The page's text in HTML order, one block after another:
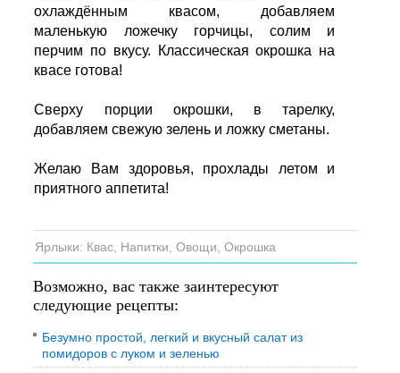
охлаждённым квасом, добавляем
маленькую ложечку горчицы, солим и
перчим по вкусу. Классическая окрошка на
квасе готова!
Сверху порции окрошки, в тарелку,
добавляем свежую зелень и ложку сметаны.
Желаю Вам здоровья, прохлады летом и
приятного аппетита!
Ярлыки: Квас Напитки ,Овощи ,Окрошка
Возможно, вас также заинтересуют
следующие рецепты:
Безумно простой, легкий и вкусный салат из
помидоров с луком и зеленью